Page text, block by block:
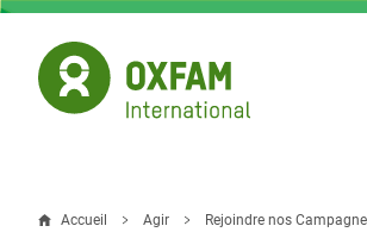
Aller
contenu
principal
FilAccueil Agir Rejoindre nos